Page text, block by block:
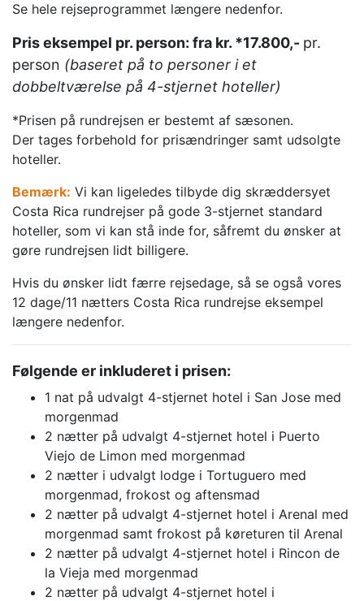
Se hele rejseprogrammet længere nedenfor.
Pris eksempel pr. person: fra kr. *17.800,- pr.
person (baseret på to personer i et
dobbeltværelse på 4-stjernet hoteller)
*Prisen på rundrejsen er bestemt af sæsonen.
Der tages forbehold for prisændringer samt udsolgte
hoteller.
Bemærk: Vi kan ligeledes tilbyde dig skræddersyet
Costa Rica rundrejser på gode 3-stjernet standard
hoteller, som vi kan stå inde for, såfremt du ønsker at
gøre rundrejsen lidt billigere.
Hvis du ønsker lidt færre rejsedage, så se også vores
12 dage/11 nætters Costa Rica rundrejse eksempel
længere nedenfor.
Følgende er inkluderet i prisen:
1 nat på udvalgt 4-stjernet hotel i San Jose med
morgenmad
2 nætter på udvalgt 4-stjernet hotel i Puerto
Viejo de Limon med morgenmad
2 nætter i udvalgt lodge i Tortuguero med
morgenmad, frokost og aftensmad
2 nætter på udvalgt 4-stjernet hotel i Arenal med
morgenmad samt frokost på køreturen til Arenal
2 nætter på udvalgt 4-stjernet hotel i Rincon de
la Vieja med morgenmad
2 nætter på udvalgt 4-stjernet hotel i